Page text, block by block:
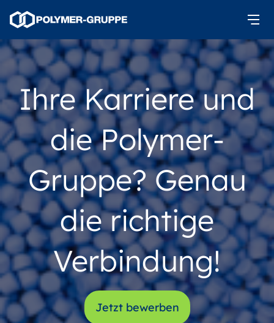
Ihre Karriere und
die Polymer-
Gruppe? Genau
die richtige
Verbindung!
Jetzt bewerben